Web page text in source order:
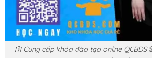
🛐 Cung cấp khóa đào tạo online QCBDS